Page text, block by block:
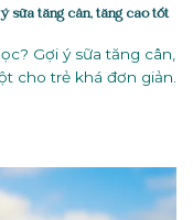
sữa tăng cân, tăng cao tốt
Gợi ý sữa tăng cân,
cho trẻ khá đơn giản.